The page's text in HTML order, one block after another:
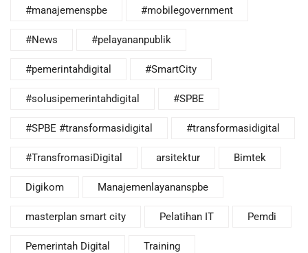
#manajemenspbe #mobilegovernment
#News #pelayananpublik
#pemerintahdigital #SmartCity
#solusipemerintahdigital #SPBE
#SPBE #transformasidigital #transformasidigital
#TransfromasiDigital arsitektur Bimtek
Digikom Manajemenlayananspbe
masterplan smart city Pelatihan IT Pemdi
Pemerintah Digital Training